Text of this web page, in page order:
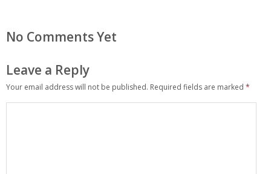
No Comments Yet
Leave a Reply
Your email address will not be published. Required fields are marked *